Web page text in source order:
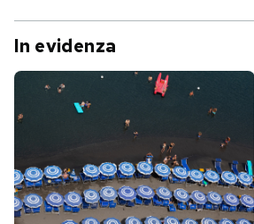
In evidenza